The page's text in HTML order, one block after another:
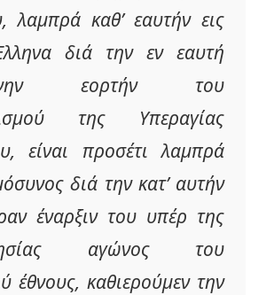
λαμπρά καθ’ εαυτήν εις
διά την εν εαυτή
εορτήν του
της Υπεραγίας
είναι προσέτι λαμπρά
διά την κατ’ αυτήν
έναρξιν του υπέρ της
αγώνος του
έθνους, καθιερούμεν την